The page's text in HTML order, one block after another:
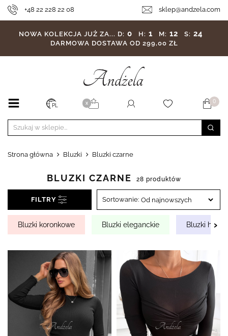
+48 22 228 22 08 sklep@andzela.com
NOWA KOLEKCJA JUŻ ZA... D: 0 H: 1 M: 12 S: 22
DARMOWA DOSTAWA OD 299,00 ZŁ
PL X 0
Strona główna Bluzki Bluzki czarne
BLUZKI CZARNE 28 produktów
FILTRY Sortowanie:
Bluzki koronkowe Bluzki eleganckie Bluzki ›